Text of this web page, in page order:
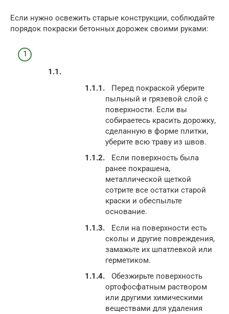
Если нужно освежить старые конструкции, соблюдайте
порядок покраски бетонных дорожек своими руками:
Перед покраской уберите
пыльный и грязевой слой с
поверхности. Если вы
собираетесь красить дорожку,
сделанную в форме плитки,
уберите всю траву из швов.
Если поверхность была
ранее покрашена,
металлической щеткой
сотрите все остатки старой
краски и обеспыльте
основание.
Если на поверхности есть
сколы и другие повреждения,
замажьте их шпатлевкой или
герметиком.
Обезжирьте поверхность
ортофосфатным раствором
или другими химическими
веществами для удаления